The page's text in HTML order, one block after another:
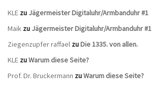
KLE zu Jägermeister Digitaluhr/Armbanduhr #1
Maik zu Jägermeister Digitaluhr/Armbanduhr #1
Ziegenzupfer raffael zuDie 1335. von allen.
KLE zuWarum diese Seite?
Prof. Dr. Bruckermann zuWarum diese Seite?